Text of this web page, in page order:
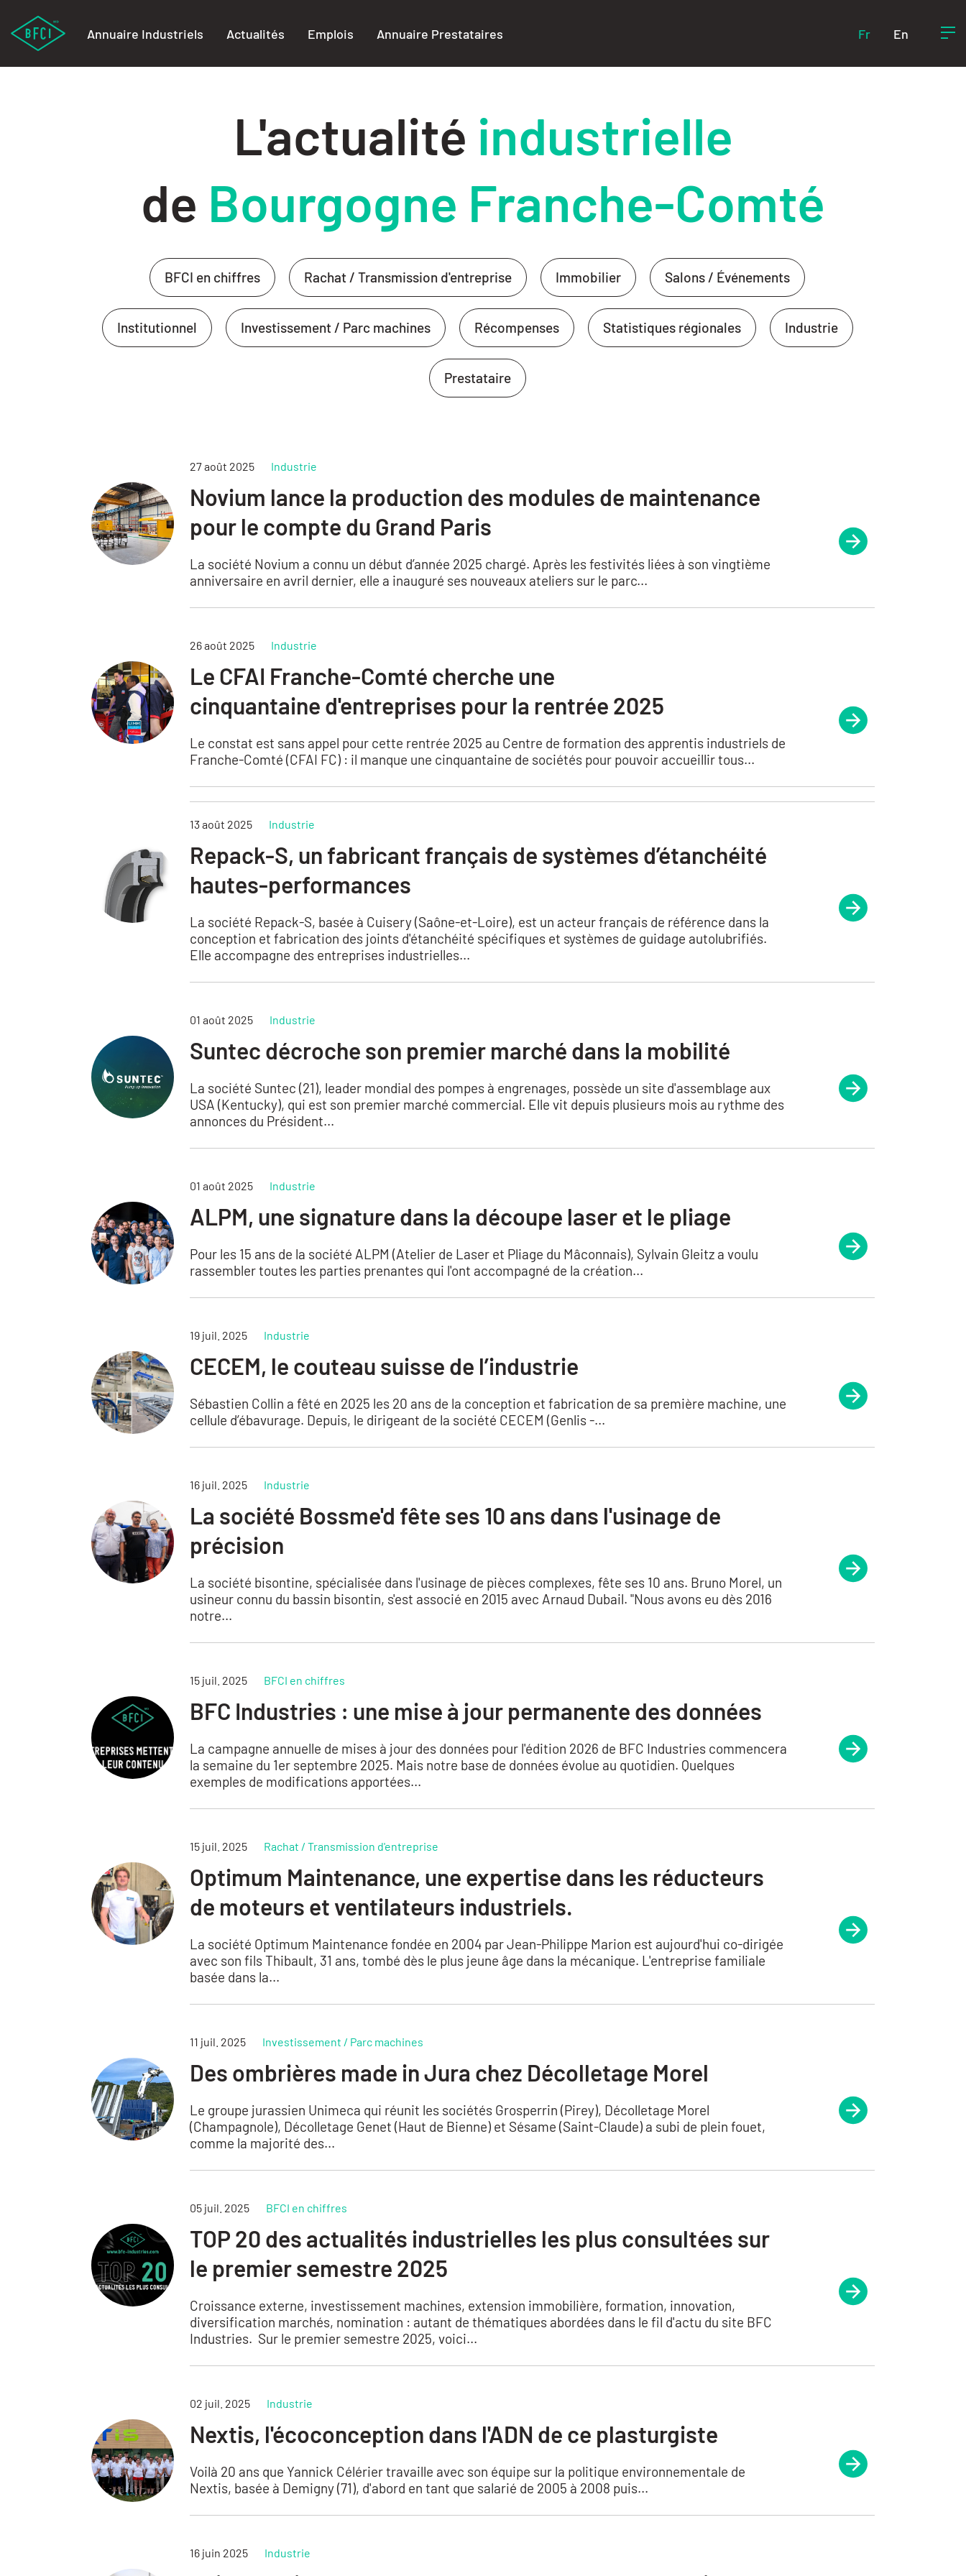
Annuaire Industriels Actualités Emplois Annuaire Prestataires Fr En
L'actualité industrielle
de Bourgogne Franche-Comté
BFCI en chiffres Rachat / Transmission d'entreprise Immobilier Salons / Événements
Institutionnel Investissement / Parc machines Récompenses Statistiques régionales Industrie
Prestataire
27 août 2025 Industrie
Novium lance la production des modules de maintenance
pour le compte du Grand Paris
La société Novium a connu un début d’année 2025 chargé. Après les festivités liées à son vingtième
anniversaire en avril dernier, elle a inauguré ses nouveaux ateliers sur le parc...
26 août 2025 Industrie
Le CFAI Franche-Comté cherche une
cinquantaine d'entreprises pour la rentrée 2025
Le constat est sans appel pour cette rentrée 2025 au Centre de formation des apprentis industriels de
Franche-Comté (CFAI FC) : il manque une cinquantaine de sociétés pour pouvoir accueillir tous...
13 août 2025 Industrie
Repack-S, un fabricant français de systèmes d’étanchéité
hautes-performances
La société Repack-S, basée à Cuisery (Saône-et-Loire), est un acteur français de référence dans la
conception et fabrication des joints d'étanchéité spécifiques et systèmes de guidage autolubrifiés.
Elle accompagne des entreprises industrielles...
01 août 2025 Industrie
Suntec décroche son premier marché dans la mobilité
La société Suntec (21), leader mondial des pompes à engrenages, possède un site d'assemblage aux
USA (Kentucky), qui est son premier marché commercial. Elle vit depuis plusieurs mois au rythme des
annonces du Président...
01 août 2025 Industrie
ALPM, une signature dans la découpe laser et le pliage
Pour les 15 ans de la société ALPM (Atelier de Laser et Pliage du Mâconnais), Sylvain Gleitz a voulu
rassembler toutes les parties prenantes qui l'ont accompagné de la création...
19 juil. 2025 Industrie
CECEM, le couteau suisse de l’industrie
Sébastien Collin a fêté en 2025 les 20 ans de la conception et fabrication de sa première machine, une
cellule d’ébavurage. Depuis, le dirigeant de la société CECEM (Genlis -...
16 juil. 2025 Industrie
La société Bossme'd fête ses 10 ans dans l'usinage de
précision
La société bisontine, spécialisée dans l'usinage de pièces complexes, fête ses 10 ans. Bruno Morel, un
usineur connu du bassin bisontin, s'est associé en 2015 avec Arnaud Dubail. "Nous avons eu dès 2016
notre...
15 juil. 2025 BFCI en chiffres
BFC Industries : une mise à jour permanente des données
La campagne annuelle de mises à jour des données pour l'édition 2026 de BFC Industries commencera
la semaine du 1er septembre 2025. Mais notre base de données évolue au quotidien. Quelques
exemples de modifications apportées...
15 juil. 2025 Rachat / Transmission d'entreprise
Optimum Maintenance, une expertise dans les réducteurs
de moteurs et ventilateurs industriels.
La société Optimum Maintenance fondée en 2004 par Jean-Philippe Marion est aujourd'hui co-dirigée
avec son fils Thibault, 31 ans, tombé dès le plus jeune âge dans la mécanique. L'entreprise familiale
basée dans la...
11 juil. 2025 Investissement / Parc machines
Des ombrières made in Jura chez Décolletage Morel
Le groupe jurassien Unimeca qui réunit les sociétés Grosperrin (Pirey), Décolletage Morel
(Champagnole), Décolletage Genet (Haut de Bienne) et Sésame (Saint-Claude) a subi de plein fouet,
comme la majorité des...
05 juil. 2025 BFCI en chiffres
TOP 20 des actualités industrielles les plus consultées sur
le premier semestre 2025
Croissance externe, investissement machines, extension immobilière, formation, innovation,
diversification marchés, nomination : autant de thématiques abordées dans le fil d'actu du site BFC
Industries. Sur le premier semestre 2025, voici...
02 juil. 2025 Industrie
Nextis, l'écoconception dans l'ADN de ce plasturgiste
Voilà 20 ans que Yannick Célérier travaille avec son équipe sur la politique environnementale de
Nextis, basée à Demigny (71), d'abord en tant que salarié de 2005 à 2008 puis...
16 juin 2025 Industrie